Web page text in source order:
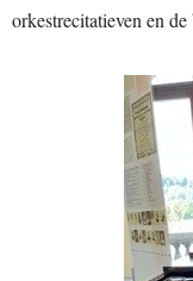
orkestrecitatieven en